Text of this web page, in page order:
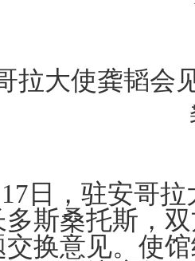
拉大使龚韬会
17 日，驻安哥
多斯桑托斯，
交换意见。使